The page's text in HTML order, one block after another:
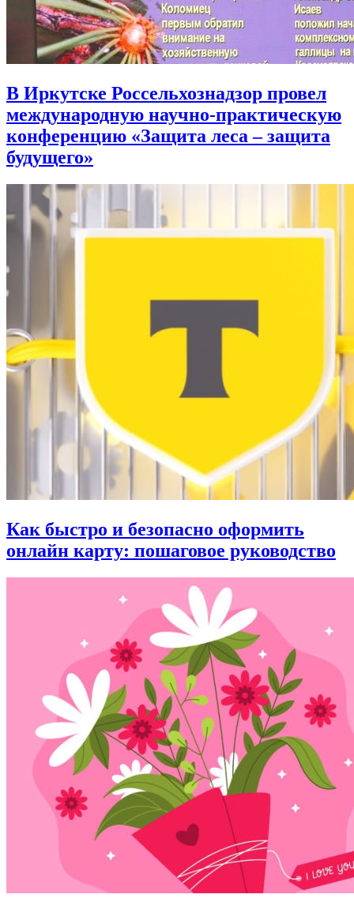
В Иркутске Россельхознадзор провел
международную научно-практическую
конференцию «Защита леса – защита
будущего»
Как быстро и безопасно оформить
онлайн карту: пошаговое руководство